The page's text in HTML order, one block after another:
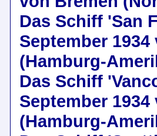
Das Schiff 'San
September 1934
(Hamburg-
Das Schiff
September 1934
(Hamburg-